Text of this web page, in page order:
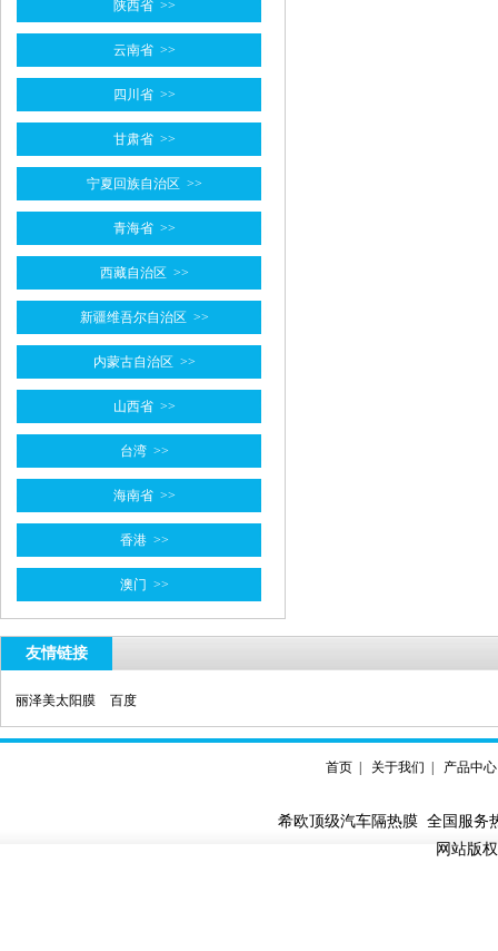
陕西省 >>
云南省 >>
四川省 >>
甘肃省 >>
宁夏回族自治区 >>
青海省 >>
西藏自治区 >>
新疆维吾尔自治区 >>
内蒙古自治区 >>
山西省 >>
台湾 >>
海南省 >>
香港 >>
澳门 >>
友情链接
丽泽美太阳膜 百度
首页 关于我们 产品中心
希欧顶级汽车隔热膜 全国服
网站版